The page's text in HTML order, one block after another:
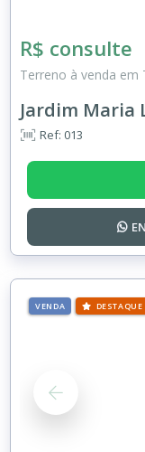
R$ consulte
Terreno à venda em
Jardim Maria
Ref: 013
VENDA DESTAQUE